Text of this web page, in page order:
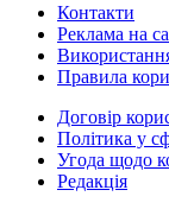
Контакти
Реклама на
Правила
Договір
Політика у
Угода щодо
Редакція